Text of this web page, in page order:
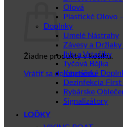
Žiadne produkty v košíku.
Vrátiť sa do obchodu
Olová
Plastické Olovo
Doplnky
Umelé Nástrahy
Závesy a
Ihly a Vrtačiky
Tyčová Bójka
Kaprářské
Dezinfekcia
Rybárske
Signalizátory
LOĎKY